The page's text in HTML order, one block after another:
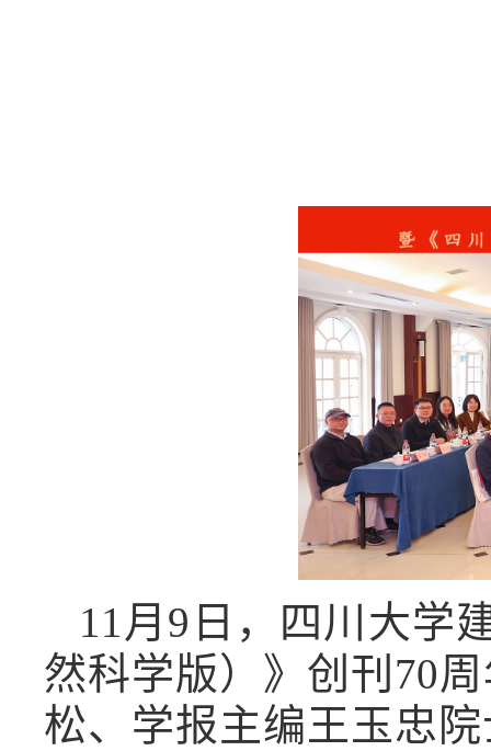
11 月 9 日，四川大学
然科学版）》创刊 70
松、学报主编王玉忠